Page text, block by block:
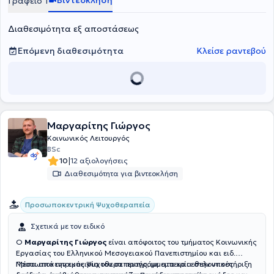
Psychology του University of Essex.
ενώ εργασίες και δημοσιεύσεις της έχουν παρουσιαστεί σε
ελληνικά και διεθνή συνέδρια και έχουν δημοσιευθεί σε ελληνικά
και αγγλόφωνα επιστημονικά περιοδικά, συμπεριλαμβανομένων
συνεδρίων της
Εταιρείας Παθολόγων Ογκολόγων Ελλάδος
και διεθνών οργανισμών όπως η
European Association for Palliative
Care
, η MASCC/ISOO και η International Psycho-Oncology Society
Διαθεσιμότητα εξ αποστάσεως
Επόμενη διαθεσιμότητα
Κλείσε ραντεβού
Μαργαρίτης Γιώργος
Κοινωνικός Λειτουργός
BSc
10|12 αξιολογήσεις
Διαθεσιμότητα για βιντεοκλήση
Προσωποκεντρική Ψυχοθεραπεία
Σχετικά με τον ειδικό
Ο Μαργαρίτης Γιώργος είναι απόφοιτος του τμήματος Κοινωνικής
Εργασίας του Ελληνικού Μεσογειακού Πανεπιστημίου και ειδ.
Προσωποκεντρικός Ψυχοθεραπευτής, με εμπειρία στην υποστήριξη
Μέσα από την εμπειρία του σε προγράμματα και εθελοντικές